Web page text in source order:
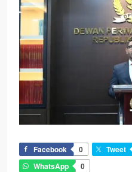
Facebook 0 Tweet
WhatsApp
0